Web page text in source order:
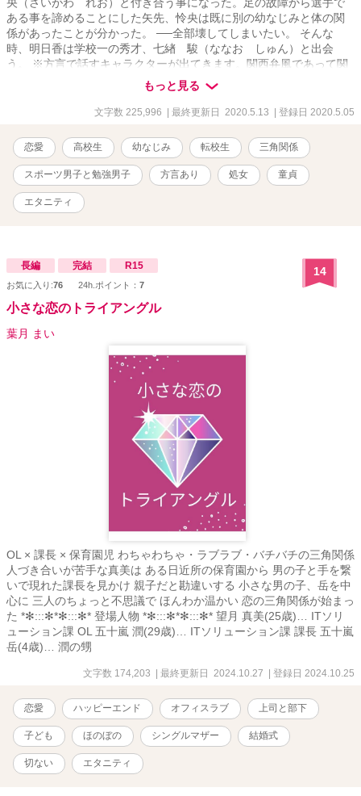
央（さいがわ れお）と付き合う事になった。足の故障から選手で
ある事を諦めることにした矢先、怜央は既に別の幼なじみと体の関
係があったことが分かった。 ──全部壊してしまいたい。 そんな
時、明日香は学校一の秀才、七緖 駿（ななお しゅん）と出会
う。 ※方言で話すキャラクターが出てきます。関西弁風であって関
西弁ではありません。 ※R18は物語の後半になります。 ※ムーンラ
イトノベルズに掲載しているものの転載です。
もっと見る
文字数 225,996 | 最終更新日 2020.5.13 | 登録日 2020.5.05
恋愛 高校生 幼なじみ 転校生 三角関係
スポーツ男子と勉強男子 方言あり 処女 童貞
エタニティ
長編 完結 R15
お気に入り:76 24h.ポイント： 7
14
小さな恋のトライアングル
葉月 まい
OL × 課長 × 保育園児 わちゃわちゃ・ラブラブ・バチバチの三角関係
人づき合いが苦手な真美は ある日近所の保育園から 男の子と手を繋
いで現れた課長を見かけ 親子だと勘違いする 小さな男の子、岳を中
心に 三人のちょっと不思議で ほんわか温かい 恋の三角関係が始まっ
た *✻:::✻*✻:::✻* 登場人物 *✻:::✻*✻:::✻* 望月 真美(25歳)… ITソリ
ューション課 OL 五十嵐 潤(29歳)… ITソリューション課 課長 五十嵐
岳(4歳)… 潤の甥
文字数 174,203 | 最終更新日 2024.10.27 | 登録日 2024.10.25
恋愛 ハッピーエンド オフィスラブ 上司と部下
子ども ほのぼの シングルマザー 結婚式
切ない エタニティ